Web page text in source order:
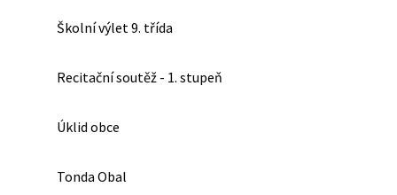
Školní výlet 9. třída
Recitační soutěž - 1. stupeň
Úklid obce
Tonda Obal